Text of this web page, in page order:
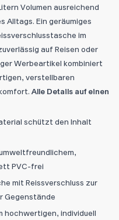
Volumen ausreichend
Alltags. Ein geräumiges
im
auf Reisen oder
Werbeartikel kombiniert
verstellbaren
Alle Details auf einen
schützt den Inhalt
PVC-frei
mit Reissverschluss zur
Gegenstände
hochwertigen, individuell